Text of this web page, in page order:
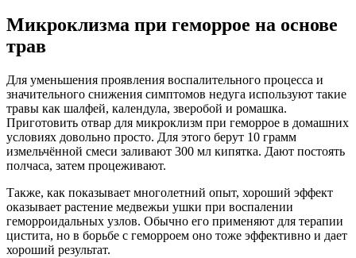
Микроклизма при геморрое на основе
трав
Для уменьшения проявления воспалительного процесса и
значительного снижения симптомов недуга используют такие
травы как шалфей, календула, зверобой и ромашка.
Приготовить отвар для микроклизм при геморрое в домашних
условиях довольно просто. Для этого берут 10 грамм
измельчённой смеси заливают 300 мл кипятка. Дают постоять
полчаса, затем процеживают.
Также, как показывает многолетний опыт, хороший эффект
оказывает растение медвежьи ушки при воспалении
геморроидальных узлов. Обычно его применяют для терапии
цистита, но в борьбе с геморроем оно тоже эффективно и дает
хороший результат.